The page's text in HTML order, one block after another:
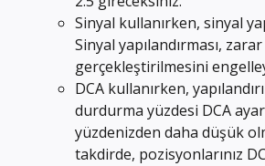
Sinyal kullanırken, sinyal
Sinyal yapılandırması,
gerçekleştirilmesini
DCA kullanırken,
durdurma yüzdesi DCA
yüzdenizden daha düşük
takdirde, pozisyonlarınız